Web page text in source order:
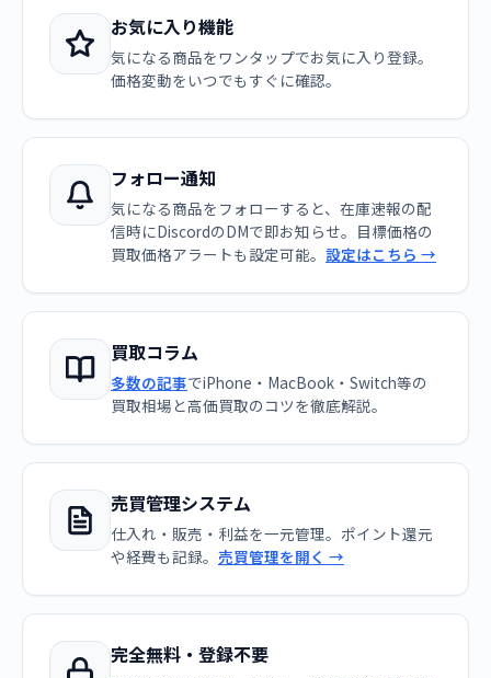
お気に入り機能
気になる商品をワンタップでお気に入り登録。
価格変動をいつでもすぐに確認。
フォロー通知
気になる商品をフォローすると、在庫速報の配
信時にDiscordのDMで即お知らせ。目標価格の
買取価格アラートも設定可能。 設定はこちら →
買取コラム
多数の記事でiPhone・MacBook・Switch等の
買取相場と高価買取のコツを徹底解説。
売買管理システム
仕入れ・販売・利益を一元管理。ポイント還元
や経費も記録。 売買管理を開く →
完全無料・登録不要